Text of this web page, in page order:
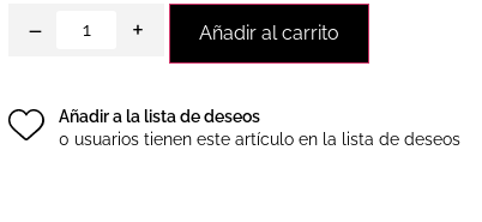
− + Añadir al carrito
Añadir a la lista de deseos
0 usuarios tienen este artículo en la lista de deseos